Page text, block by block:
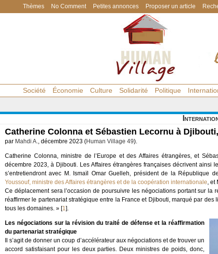
Thèmes No Comment Petites annonces Proposer un article
Société Économie Culture Solidarité Politique
Catherine Colonna et Sébastien Lecornu à
par Mahdi A., décembre 2023 (Human Village 49).
Catherine Colonna, ministre de l’Europe et des Affaires étrangères, et
décembre 2023, à Djibouti. Les Affaires étrangères françaises décrivent
s’entretiendront avec M. Ismaïl Omar Guelleh, président de la République
Youssouf, ministre des Affaires étrangères et de la coopération internationale, et
Ce déplacement sera l’occasion de poursuivre les négociations portant sur
réaffirmer le partenariat stratégique entre la France et Djibouti, marqué par
tous les domaines. » [1].
Les négociations sur la révision du traité de défense et la réaffirmation
du partenariat stratégique
Il s’agit de donner un coup d’accélérateur aux négociations et de trouver un
accord satisfaisant pour les deux parties. Deux ministres de poids, donc,